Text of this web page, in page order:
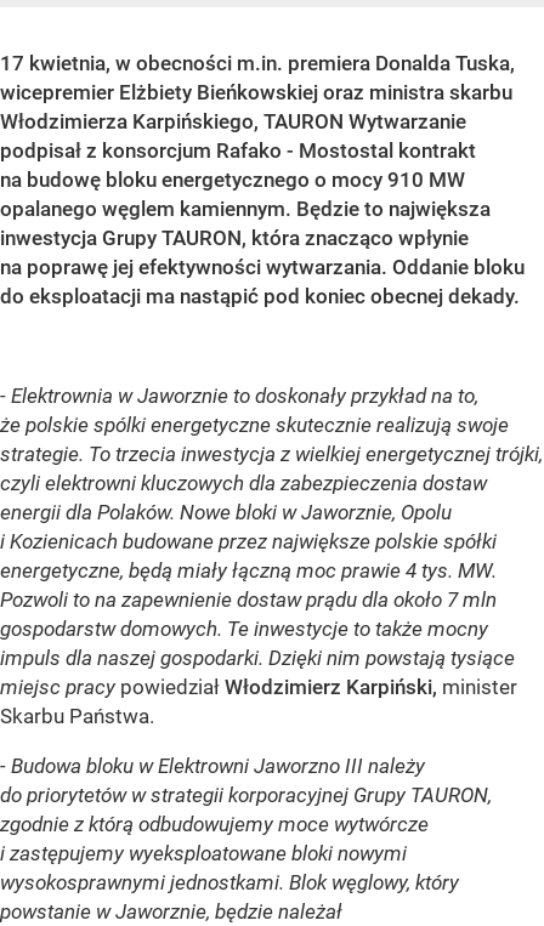
17 kwietnia, w obecności m.in. premiera Donalda Tuska,
wicepremier Elżbiety Bieńkowskiej oraz ministra skarbu
Włodzimierza Karpińskiego, TAURON Wytwarzanie
podpisał z konsorcjum Rafako - Mostostal kontrakt
na budowę bloku energetycznego o mocy 910 MW
opalanego węglem kamiennym. Będzie to największa
inwestycja Grupy TAURON, która znacząco wpłynie
na poprawę jej efektywności wytwarzania. Oddanie bloku
do eksploatacji ma nastąpić pod koniec obecnej dekady.
- Elektrownia w Jaworznie to doskonały przykład na to,
że polskie spólki energetyczne skutecznie realizują swoje
strategie. To trzecia inwestycja z wielkiej energetycznej trójki,
czyli elektrowni kluczowych dla zabezpieczenia dostaw
energii dla Polaków. Nowe bloki w Jaworznie, Opolu
i Kozienicach budowane przez największe polskie spółki
energetyczne, będą miały łączną moc prawie 4 tys. MW.
Pozwoli to na zapewnienie dostaw prądu dla około 7 mln
gospodarstw domowych. Te inwestycje to także mocny
impuls dla naszej gospodarki. Dzięki nim powstają tysiące
miejsc pracy powiedział Włodzimierz Karpiński, minister
Skarbu Państwa.
- Budowa bloku w Elektrowni Jaworzno III należy
do priorytetów w strategii korporacyjnej Grupy TAURON,
zgodnie z którą odbudowujemy moce wytwórcze
i zastępujemy wyeksploatowane bloki nowymi
wysokosprawnymi jednostkami. Blok węglowy, który
powstanie w Jaworznie, będzie należał